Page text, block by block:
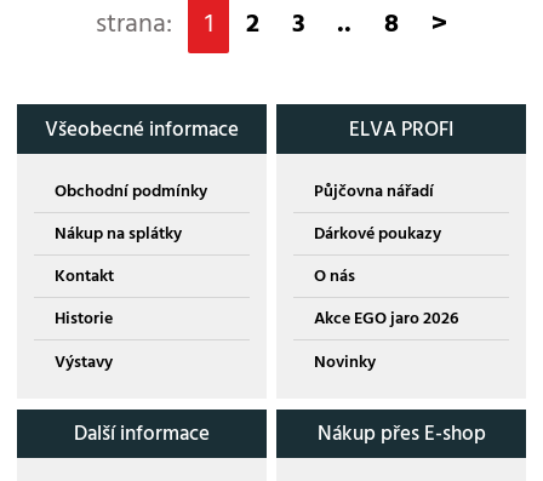
strana: 1 2 3 .. 8 >
Všeobecné informace
Obchodní podmínky
Nákup na splátky
Kontakt
Historie
Výstavy
ELVA PROFI
Půjčovna nářadí
Dárkové poukazy
O nás
Akce EGO jaro 2026
Novinky
Další informace Nákup přes E-shop